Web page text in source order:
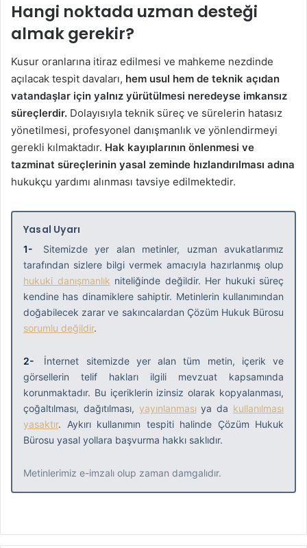
Hangi noktada uzman desteği
almak gerekir?
Kusur oranlarına itiraz edilmesi ve mahkeme nezdinde
açılacak tespit davaları, hem usul hem de teknik açıdan
vatandaşlar için yalnız yürütülmesi neredeyse imkansız
süreçlerdir. Dolayısıyla teknik süreç ve sürelerin hatasız
yönetilmesi, profesyonel danışmanlık ve yönlendirmeyi
gerekli kılmaktadır. Hak kayıplarının önlenmesi ve
tazminat süreçlerinin yasal zeminde hızlandırılması adına
hukukçu yardımı alınması tavsiye edilmektedir.
Yasal Uyarı
1-
Sitemizde yer alan metinler, uzman avukatlarımız
tarafından sizlere bilgi vermek amacıyla hazırlanmış olup
hukuki danışmanlık niteliğinde değildir. Her hukuki süreç
kendine has dinamiklere sahiptir. Metinlerin kullanımından
doğabilecek zarar ve sakıncalardan Çözüm Hukuk Bürosu
sorumlu değildir.
2-
İnternet sitemizde yer alan tüm metin, içerik ve
görsellerin telif hakları ilgili mevzuat kapsamında
korunmaktadır. Bu içeriklerin izinsiz olarak kopyalanması,
çoğaltılması, dağıtılması, yayınlanmasıya da kullanılması
yasaktır. Aykırı kullanımın tespiti halinde Çözüm Hukuk
Bürosu yasal yollara başvurma hakkı saklıdır.
Metinlerimiz e-imzalı olup zaman damgalıdır.